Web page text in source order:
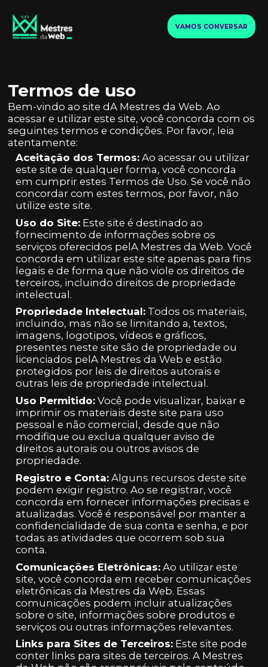
VAMOS CONVERSAR
Termos de uso
Bem-vindo ao site dA Mestres da Web. Ao
acessar e utilizar este site, você concorda com os
seguintes termos e condições. Por favor, leia
atentamente:
Aceitação dos Termos: Ao acessar ou utilizar
este site de qualquer forma, você concorda
em cumprir estes Termos de Uso. Se você não
concordar com estes termos, por favor, não
utilize este site.
Uso do Site: Este site é destinado ao
fornecimento de informações sobre os
serviços oferecidos pelA Mestres da Web. Você
concorda em utilizar este site apenas para fins
legais e de forma que não viole os direitos de
terceiros, incluindo direitos de propriedade
intelectual.
Propriedade Intelectual: Todos os materiais,
incluindo, mas não se limitando a, textos,
imagens, logotipos, vídeos e gráficos,
presentes neste site são de propriedade ou
licenciados pelA Mestres da Web e estão
protegidos por leis de direitos autorais e
outras leis de propriedade intelectual.
Uso Permitido: Você pode visualizar, baixar e
imprimir os materiais deste site para uso
pessoal e não comercial, desde que não
modifique ou exclua qualquer aviso de
direitos autorais ou outros avisos de
propriedade.
Registro e Conta: Alguns recursos deste site
podem exigir registro. Ao se registrar, você
concorda em fornecer informações precisas e
atualizadas. Você é responsável por manter a
confidencialidade de sua conta e senha, e por
todas as atividades que ocorrem sob sua
conta.
Comunicações Eletrônicas: Ao utilizar este
site, você concorda em receber comunicações
eletrônicas da Mestres da Web. Essas
comunicações podem incluir atualizações
sobre o site, informações sobre produtos e
serviços ou outras informações relevantes.
Links para Sites de Terceiros: Este site pode
conter links para sites de terceiros. A Mestres